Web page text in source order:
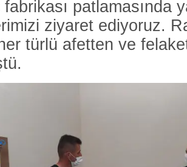
patlamasında
ziyaret ediyoruz.
türlü afetten ve